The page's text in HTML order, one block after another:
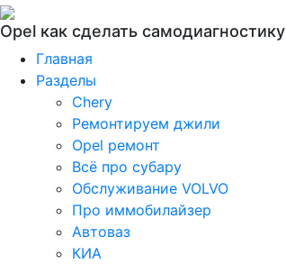
Opel как сделать самодиагностику
Главная
Разделы
Chery
Ремонтируем джили
Opel ремонт
Всё про субару
Обслуживание VOLVO
Про иммобилайзер
Автоваз
КИА